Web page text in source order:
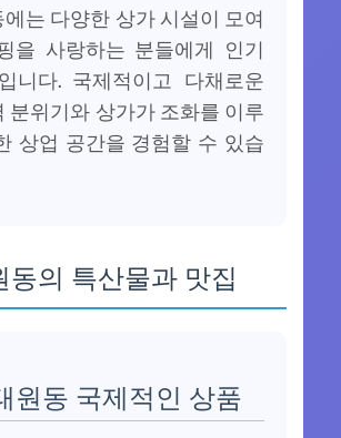
는 다양한 상가 시설이 모여
을 사랑하는 분들에게 인기
니다. 국제적이고 다채로운
분위기와 상가가 조화를 이루
상업 공간을 경험할 수 있습
동의 특산물과 맛집
원동 국제적인 상품